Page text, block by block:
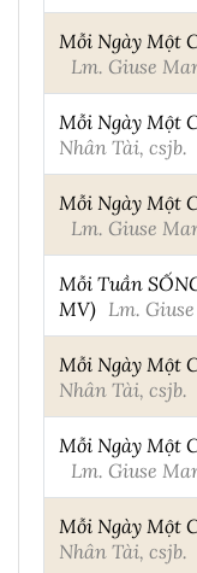
Mỗi Ngày Một
Lm. Giuse
Mỗi Ngày Một
Nhân Tài, csjb.
Mỗi Ngày Một
Lm. Giuse
Mỗi Tuần
MV) Lm.
Mỗi Ngày Một
Nhân Tài, csjb.
Mỗi Ngày Một
Lm. Giuse
Mỗi Ngày Một
Nhân Tài, csjb.